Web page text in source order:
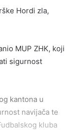
Hordi zla,
MUP ZHK, koji
sigurnost
kantona u
navijača te
kluba